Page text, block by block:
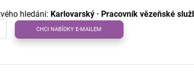
hledání: Karlovarský · Pracovník vězeňské
CHCI NABÍDKY E-MAILEM